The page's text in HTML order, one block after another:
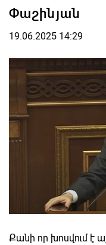
Փաշինյան
19.06.2025 14:29
Քանի որ խոսվում է